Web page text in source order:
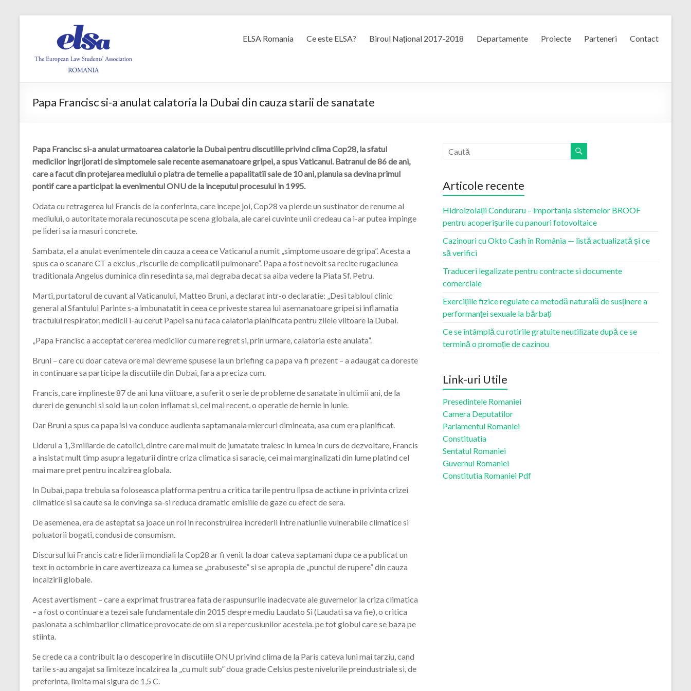
ELSA Romania Ce este ELSA? Biroul Național 2017-2018 Departamente Proiecte Parteneri Contact
Papa Francisc si-a anulat calatoria la Dubai din cauza starii de sanatate
Papa Francisc si-a anulat urmatoarea calatorie la Dubai pentru discutiile privind clima Cop28, la sfatul
medicilor ingrijorati de simptomele sale recente asemanatoare gripei, a spus Vaticanul. Batranul de 86 de ani,
care a facut din protejarea mediului o piatra de temelie a papalitatii sale de 10 ani, planuia sa devina primul
pontif care a participat la evenimentul ONU de la inceputul procesului in 1995.
Odata cu retragerea lui Francis de la conferinta, care incepe joi, Cop28 va pierde un sustinator de renume al
mediului, o autoritate morala recunoscuta pe scena globala, ale carei cuvinte unii credeau ca i-ar putea impinge
pe lideri sa ia masuri concrete.
Sambata, el a anulat evenimentele din cauza a ceea ce Vaticanul a numit „simptome usoare de gripa”. Acesta a
spus ca o scanare CT a exclus „riscurile de complicatii pulmonare”. Papa a fost nevoit sa recite rugaciunea
traditionala Angelus duminica din resedinta sa, mai degraba decat sa aiba vedere la Piata Sf. Petru.
Marti, purtatorul de cuvant al Vaticanului, Matteo Bruni, a declarat intr-o declaratie: „Desi tabloul clinic
general al Sfantului Parinte s-a imbunatatit in ceea ce priveste starea lui asemanatoare gripei si inflamatia
tractului respirator, medicii i-au cerut Papei sa nu faca calatoria planificata pentru zilele viitoare la Dubai.
„Papa Francisc a acceptat cererea medicilor cu mare regret si, prin urmare, calatoria este anulata”.
Bruni – care cu doar cateva ore mai devreme spusese la un briefing ca papa va fi prezent – ​​a adaugat ca doreste
in continuare sa participe la discutiile din Dubai, fara a preciza cum.
Francis, care implineste 87 de ani luna viitoare, a suferit o serie de probleme de sanatate in ultimii ani, de la
dureri de genunchi si sold la un colon inflamat si, cel mai recent, o operatie de hernie in iunie.
Dar Bruni a spus ca papa isi va conduce audienta saptamanala miercuri dimineata, asa cum era planificat.
Liderul a 1,3 miliarde de catolici, dintre care mai mult de jumatate traiesc in lumea in curs de dezvoltare, Francis
a insistat mult timp asupra legaturii dintre criza climatica si saracie, cei mai marginalizati din lume platind cel
mai mare pret pentru incalzirea globala.
In Dubai, papa trebuia sa foloseasca platforma pentru a critica tarile pentru lipsa de actiune in privinta crizei
climatice si sa caute sa le convinga sa-si reduca dramatic emisiile de gaze cu efect de sera.
De asemenea, era de asteptat sa joace un rol in reconstruirea increderii intre natiunile vulnerabile climatice si
poluatorii bogati, condusi de consumism.
Discursul lui Francis catre liderii mondiali la Cop28 ar fi venit la doar cateva saptamani dupa ce a publicat un
text in octombrie in care avertizeaza ca lumea se „prabuseste” si se apropia de „punctul de rupere” din cauza
incalzirii globale.
Acest avertisment – ​​care a exprimat frustrarea fata de raspunsurile inadecvate ale guvernelor la criza climatica
– a fost o continuare a tezei sale fundamentale din 2015 despre mediu Laudato Si (Laudati sa va fie), o critica
pasionata a schimbarilor climatice provocate de om si a repercusiunilor acesteia. pe tot globul care se baza pe
stiinta.
Se crede ca a contribuit la o descoperire in discutiile ONU privind clima de la Paris cateva luni mai tarziu, cand
tarile s-au angajat sa limiteze incalzirea la „cu mult sub” doua grade Celsius peste nivelurile preindustriale si, de
preferinta, limita mai sigura de 1,5 C.
Articole recente
Hidroizolații Conduraru – importanța sistemelor BROOF
pentru acoperișurile cu panouri fotovoltaice
Cazinouri cu Okto Cash în România — listă actualizată și ce
să verifici
Traduceri legalizate pentru contracte si documente
comerciale
Exercițiile fizice regulate ca metodă naturală de susținere a
performanței sexuale la bărbați
Ce se întâmplă cu rotirile gratuite neutilizate după ce se
termină o promoție de cazinou
Link-uri Utile
Presedintele Romaniei
Camera Deputatilor
Parlamentul Romaniei
Constituatia
Sentatul Romaniei
Guvernul Romaniei
Constitutia Romaniei Pdf